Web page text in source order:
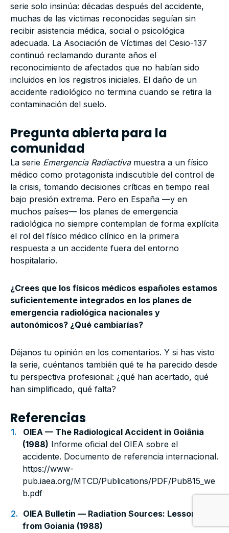
serie solo insinúa: décadas después del accidente,
muchas de las víctimas reconocidas seguían sin
recibir asistencia médica, social o psicológica
adecuada. La Asociación de Víctimas del Cesio-137
continuó reclamando durante años el
reconocimiento de afectados que no habían sido
incluidos en los registros iniciales. El daño de un
accidente radiológico no termina cuando se retira la
contaminación del suelo.
Pregunta abierta para la
comunidad
La serie Emergencia Radiactivamuestra a un físico
médico como protagonista indiscutible del control de
la crisis, tomando decisiones críticas en tiempo real
bajo presión extrema. Pero en España —y en
muchos países— los planes de emergencia
radiológica no siempre contemplan de forma explícita
el rol del físico médico clínico en la primera
respuesta a un accidente fuera del entorno
hospitalario.
¿Crees que los físicos médicos españoles estamos
suficientemente integrados en los planes de
emergencia radiológica nacionales y
autonómicos? ¿Qué cambiarías?
Déjanos tu opinión en los comentarios. Y si has visto
la serie, cuéntanos también qué te ha parecido desde
tu perspectiva profesional: ¿qué han acertado, qué
han simplificado, qué falta?
Referencias
OIEA — The Radiological Accident in Goiânia
(1988) Informe oficial del OIEA sobre el
accidente. Documento de referencia internacional.
https://www-
pub.iaea.org/MTCD/Publications/PDF/Pub815_we
b.pdf
OIEA Bulletin — Radiation Sources: Lessons
from Goiania (1988)